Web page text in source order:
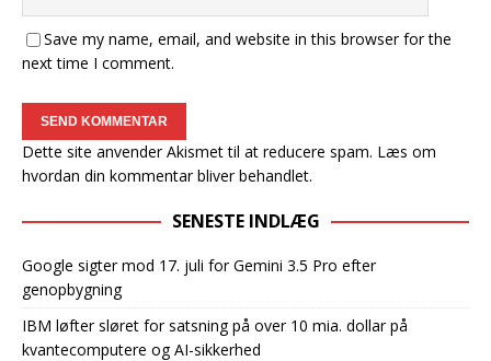
Save my name, email, and website in this browser for the
next time I comment.
Dette site anvender Akismet til at reducere spam. Læs om
hvordan din kommentar bliver behandlet.
SENESTE INDLÆG
Google sigter mod 17. juli for Gemini 3.5 Pro efter
genopbygning
IBM løfter sløret for satsning på over 10 mia. dollar på
kvantecomputere og AI-sikkerhed